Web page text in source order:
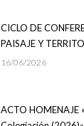
CICLO DE
PAISAJE Y
16/06/2026
ACTO